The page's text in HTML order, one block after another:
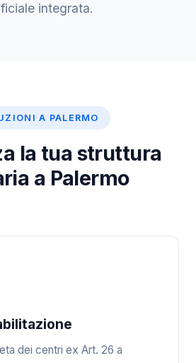
integrata.
A PALERMO
la tua struttura
a Palermo
dei centri ex Art. 26 a